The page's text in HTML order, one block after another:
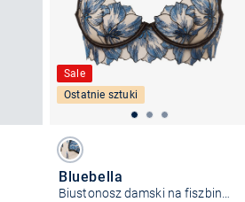
Sale
Ostatnie sztuki
Bluebella
Biustonosz damski na fiszbinach